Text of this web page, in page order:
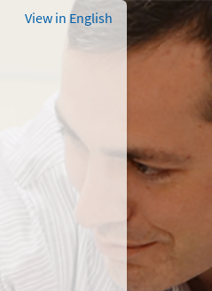
View in English